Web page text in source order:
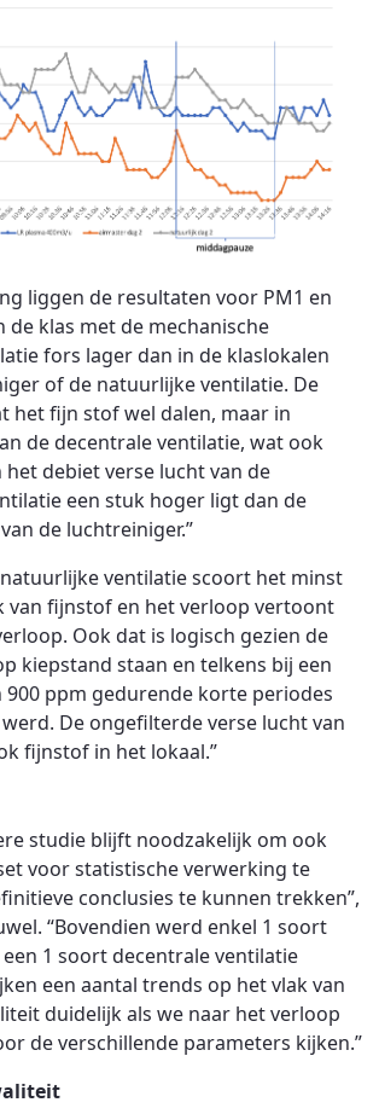
liggen de resultaten voor PM1 en
de klas met de mechanische
fors lager dan in de klaslokalen
of de natuurlijke ventilatie. De
het fijn stof wel dalen, maar in
de decentrale ventilatie, wat ook
het debiet verse lucht van de
een stuk hoger ligt dan de
de luchtreiniger.”
natuurlijke ventilatie scoort het minst
van fijnstof en het verloop vertoont
Ook dat is logisch gezien de
kiepstand staan en telkens bij een
900 ppm gedurende korte periodes
De ongefilterde verse lucht van
fijnstof in het lokaal.”
studie blijft noodzakelijk om ook
voor statistische verwerking te
conclusies te kunnen trekken”,
“Bovendien werd enkel 1 soort
1 soort decentrale ventilatie
een aantal trends op het vlak van
duidelijk als we naar het verloop
de verschillende parameters kijken.”